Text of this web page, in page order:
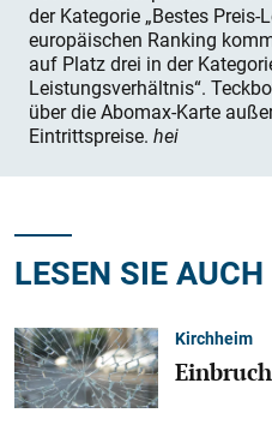
der Kategorie „Bestes
europäischen Ranking
auf Platz drei in der
Leistungsverhältnis“.
über die Abomax-Karte
Eintrittspreise. hei
LESEN SIE AUCH
Kirchheim